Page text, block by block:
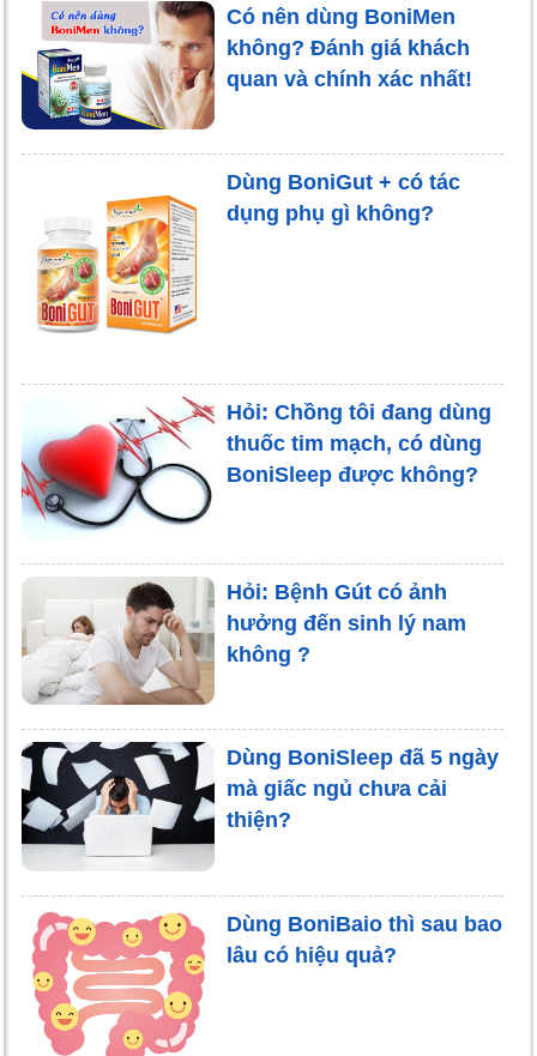
Có nên dùng BoniMen
không? Đánh giá khách
quan và chính xác nhất!
Dùng BoniGut + có tác
dụng phụ gì không?
Hỏi: Chồng tôi đang dùng
thuốc tim mạch, có dùng
BoniSleep được không?
Hỏi: Bệnh Gút có ảnh
hưởng đến sinh lý nam
không ?
Dùng BoniSleep đã 5 ngày
mà giấc ngủ chưa cải
thiện?
Dùng BoniBaio thì sau bao
lâu có hiệu quả?